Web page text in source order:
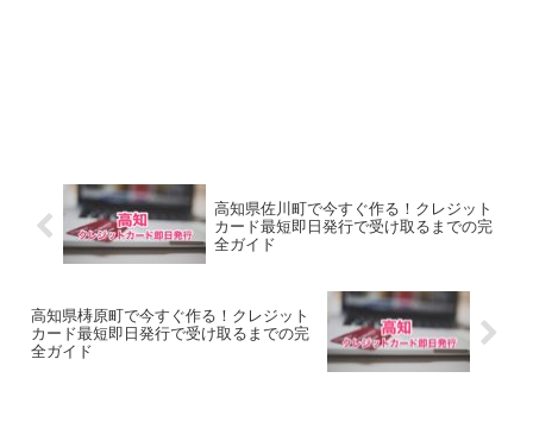
高知県佐川町で今すぐ作る！クレジット
カード最短即日発行で受け取るまでの完
全ガイド
高知県梼原町で今すぐ作る！クレジット
カード最短即日発行で受け取るまでの完
全ガイド